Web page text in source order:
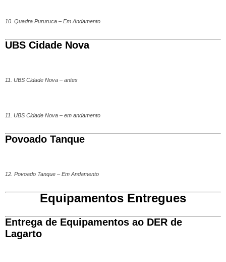
10. Quadra Pururuca – Em Andamento
UBS Cidade Nova
11. UBS Cidade Nova – antes
11. UBS Cidade Nova – em andamento
Povoado Tanque
12. Povoado Tanque – Em Andamento
Equipamentos Entregues
Entrega de Equipamentos ao DER de
Lagarto